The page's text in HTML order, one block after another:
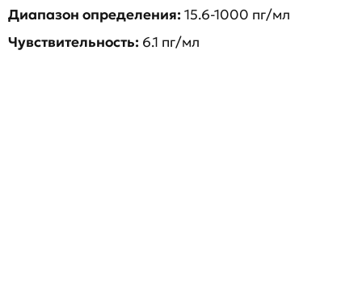
Диапазон определения:15.6-1000 пг/мл
Чувствительность: 6.1 пг/мл